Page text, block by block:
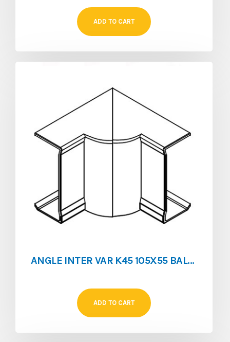
ADD TO CART
ANGLE INTER VAR K45 105X55 BALNC
ADD TO CART